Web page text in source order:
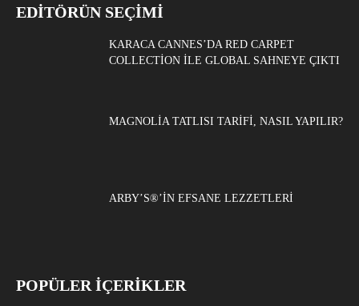
EDITÖRÜN SEÇIMI
KARACA CANNES’DA RED CARPET
COLLECTION ILE GLOBAL SAHNEYE ÇIKTI
MAGNOLIA TATLISI TARIFI, NASIL YAPILIR?
ARBY’S®’IN EFSANE LEZZETLERI
POPÜLER İÇERİKLER